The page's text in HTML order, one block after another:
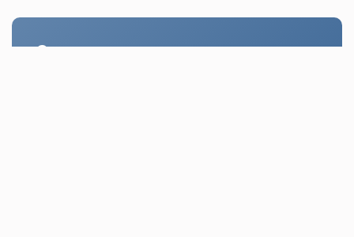
Стол заказов